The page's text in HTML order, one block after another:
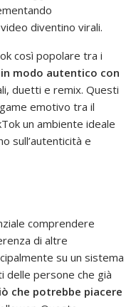
diventino virali.
così popolare tra i
modo autentico con
duetti e remix. Questi
emotivo tra il
un ambiente ideale
sull’autenticità e
comprendere
di altre
su un sistema
delle persone che già
che potrebbe piacere